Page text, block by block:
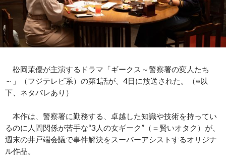
松岡茉優が主演するドラマ「ギークス～警察署の変人たち
～」（フジテレビ系）の第1話が、4日に放送された。（※以
下、ネタバレあり）
本作は、警察署に勤務する、卓越した知識や技術を持ってい
るのに人間関係が苦手な“3人の女ギーク”（＝賢いオタク）が、
週末の井戸端会議で事件解決をスーパーアシストするオリジナ
ル作品。